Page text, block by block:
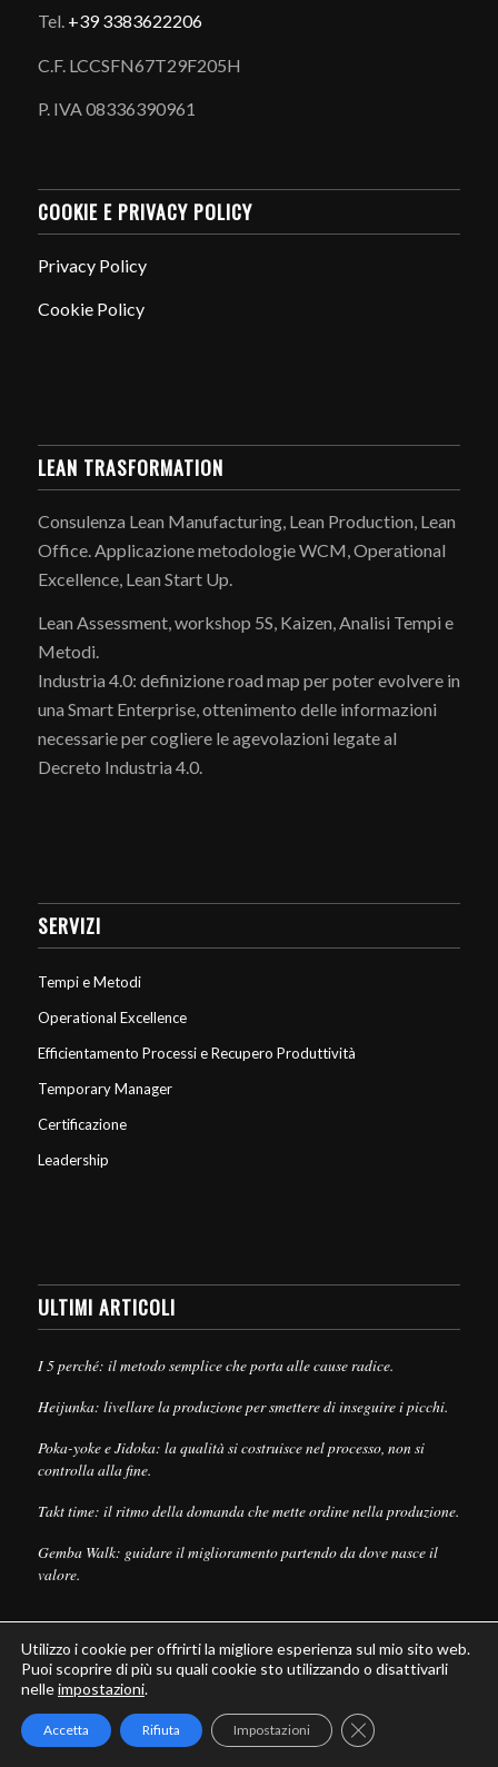
Tel. +39 3383622206
C.F. LCCSFN67T29F205H
P. IVA 08336390961
COOKIE E PRIVACY POLICY
Privacy Policy
Cookie Policy
LEAN TRASFORMATION
Consulenza Lean Manufacturing, Lean Production, Lean
Office. Applicazione metodologie WCM, Operational
Excellence, Lean Start Up.
Lean Assessment, workshop 5S, Kaizen, Analisi Tempi e
Metodi.
Industria 4.0: definizione road map per poter evolvere in
una Smart Enterprise, ottenimento delle informazioni
necessarie per cogliere le agevolazioni legate al
Decreto Industria 4.0.
SERVIZI
Tempi e Metodi
Operational Excellence
Efficientamento Processi e Recupero Produttività
Temporary Manager
Certificazione
Leadership
ULTIMI ARTICOLI
I 5 perché: il metodo semplice che porta alle cause radice.
Heijunka: livellare la produzione per smettere di inseguire i picchi.
Poka-yoke e Jidoka: la qualità si costruisce nel processo, non si
controlla alla fine.
Takt time: il ritmo della domanda che mette ordine nella produzione.
Gemba Walk: guidare il miglioramento partendo da dove nasce il
valore.
© Copyright - Leanpull - Inbound Marketing byMaria Cristina Pizzato
Utilizzo i cookie per offrirti la migliore esperienza sul mio sito web.
Puoi scoprire di più su quali cookie sto utilizzando o disattivarli
nelleimpostazioni.
Accetta Rifiuta Impostazioni Close GDPR